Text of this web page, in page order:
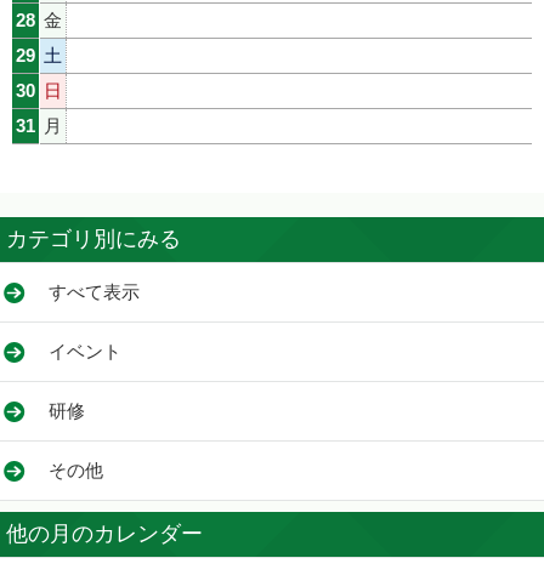
28 金
29 土
30 日
31 月
カテゴリ別にみる
すべて表示
イベント
研修
その他
他の月のカレンダー